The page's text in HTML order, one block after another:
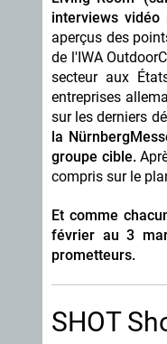
interviews vidéo
aperçus des
de l'IWA
secteur aux
entreprises
sur les derniers
la
groupe cible.
compris sur le
Et comme
février au 3
prometteurs.
SHOT